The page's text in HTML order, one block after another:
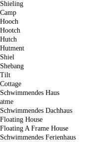
Shieling
Camp
Hooch
Hootch
Hutch
Hutment
Shiel
Shebang
Tilt
Cottage
Schwimmendes Haus
atme
Schwimmendes Dachhaus
Floating House
Floating A Frame House
Schwimmendes Ferienhaus